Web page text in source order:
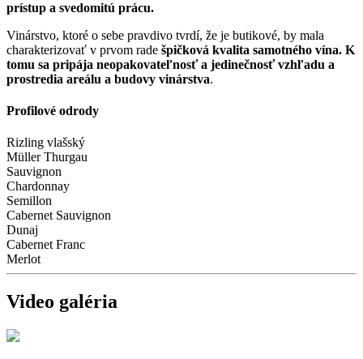
prístup a svedomitú prácu.
Vinárstvo, ktoré o sebe pravdivo tvrdí, že je butikové, by mala
charakterizovať v prvom rade špičková kvalita samotného vína. K
tomu sa pripája neopakovateľnosť a jedinečnosť vzhľadu a
prostredia areálu a budovy vinárstva.
Profilové odrody
Rizling vlašský
Müller Thurgau
Sauvignon
Chardonnay
Semillon
Cabernet Sauvignon
Dunaj
Cabernet Franc
Merlot
Video galéria